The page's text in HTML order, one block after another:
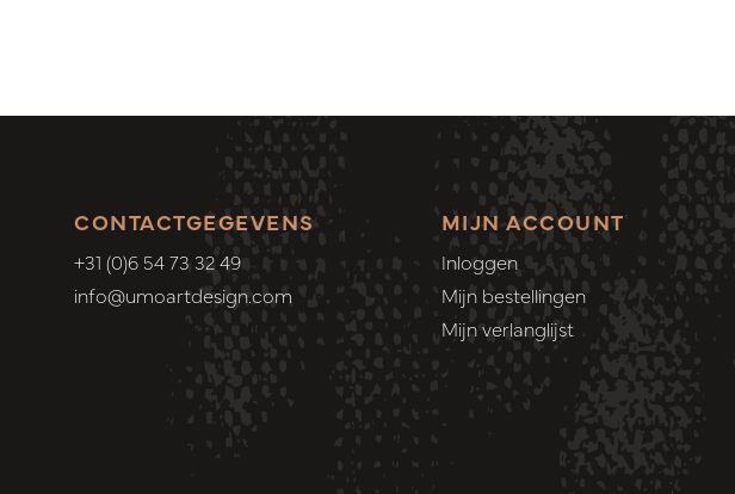
CONTACTGEGEVENS
+31 (0)6 54 73 32 49
info@umoartdesign.com
MIJN ACCOUNT
Inloggen
Mijn bestellingen
Mijn verlanglijst